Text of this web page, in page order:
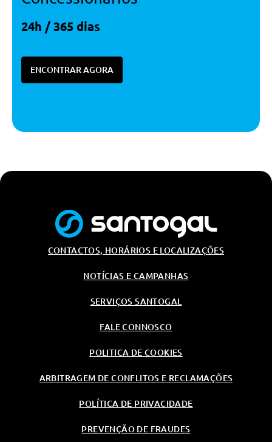
24h / 365 dias
ENCONTRAR AGORA
CONTACTOS, HORÁRIOS E LOCALIZAÇÕES
NOTÍCIAS E CAMPANHAS
SERVIÇOS SANTOGAL
FALE CONNOSCO
POLITICA DE COOKIES
ARBITRAGEM DE CONFLITOS E RECLAMAÇÕES
POLÍTICA DE PRIVACIDADE
PREVENÇÃO DE FRAUDES